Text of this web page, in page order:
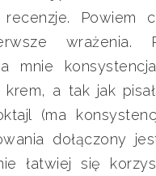
recenzje. Powiem
wrażenia.
mnie
krem, a tak jak
(ma
dołączony
łatwiej się